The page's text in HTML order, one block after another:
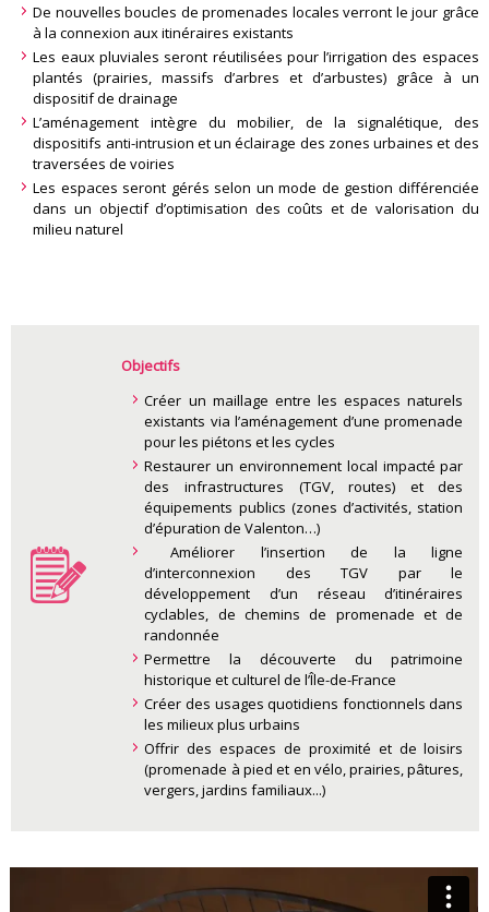
De nouvelles boucles de promenades locales verront le jour grâce
à la connexion aux itinéraires existants
Les eaux pluviales seront réutilisées pour l’irrigation des espaces
plantés (prairies, massifs d’arbres et d’arbustes) grâce à un
dispositif de drainage
L’aménagement intègre du mobilier, de la signalétique, des
dispositifs anti-intrusion et un éclairage des zones urbaines et des
traversées de voiries
Les espaces seront gérés selon un mode de gestion différenciée
dans un objectif d’optimisation des coûts et de valorisation du
milieu naturel
Objectifs
Créer un maillage entre les espaces naturels
existants via l’aménagement d’une promenade
pour les piétons et les cycles
Restaurer un environnement local impacté par
des infrastructures (TGV, routes) et des
équipements publics (zones d’activités, station
d’épuration de Valenton…)
Améliorer l’insertion de la ligne
d’interconnexion des TGV par le
développement d’un réseau d’itinéraires
cyclables, de chemins de promenade et de
randonnée
Permettre la découverte du patrimoine
historique et culturel de l’Île-de-France
Créer des usages quotidiens fonctionnels dans
les milieux plus urbains
Offrir des espaces de proximité et de loisirs
(promenade à pied et en vélo, prairies, pâtures,
vergers, jardins familiaux...)